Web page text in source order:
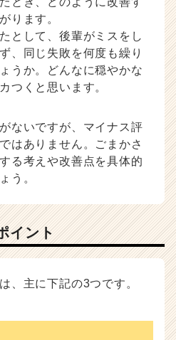
ります。
として、後輩がミスをし
、同じ失敗を何度も繰り
うか。どんなに穏やかな
つくと思います。
ないですが、マイナス評
はありません。ごまかさ
る考えや改善点を具体的
う。
イント
、主に下記の3つです。